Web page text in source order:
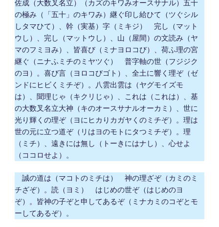
佐成（大数叉名立）（カズのキワみオースサナル）五十
の極み（「五十」のキワみ）継ぐ印し給ひて（ツぐシル
しタマひて）、幹（実基）字（ミキジ） 完し（マット
ウし）、完し（マットウし）、山（屋間）の文読み（ヤ
マのフミヨみ）、皆喜び（ミナヨロコび）、荷ふ理の宮
継ぐ（ニナふミチのミヤツぐ） 普字軸の世（フジジク
のヨ）。喜び言（ヨロコびゴト）、全土に響く理ぞ（ゼ
ンドにヒビくミチぞ）。八雲出雲は（ヤグモイズモ
は）、聞理じゃ（キクリじゃ）、これは（これは）、基
の大数叉名立大神（キのオースサナルオーカミ）、世に
光り輝くの理ぞ（ヨにヒカりカガヤくのミチぞ）。理は
世の元に立つ道ぞ（リはヨのモトにタつミチぞ）。理
（ミチ）、遠きには無し（トーきにはナし）、心せよ
（ココロせよ）。
誠の道は（マコトのミチは） 神の理ざぞ（カミのミ
チざぞ）。読（ヨミ） はじめの世ぞ（はじめのヨ
ぞ）。皆神の子ぞと申してあるぞ（ミナカミのコぞとモ
ーしてあるぞ）。